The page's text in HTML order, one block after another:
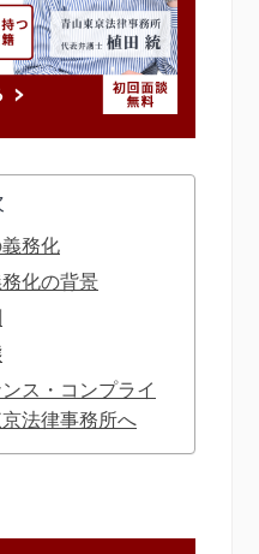
務化
化の背景
ス・コンプライ
法律事務所へ